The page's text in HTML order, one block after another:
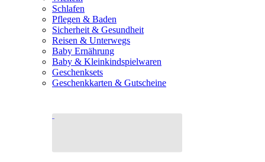
Schlafen
Pflegen & Baden
Sicherheit & Gesundheit
Reisen & Unterwegs
Baby Ernährung
Baby & Kleinkindspielwaren
Geschenksets
Geschenkkarten & Gutscheine